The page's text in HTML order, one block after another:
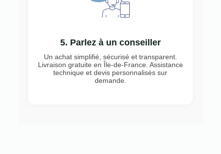
5. Parlez à un conseiller
Un achat simplifié, sécurisé et transparent.
Livraison gratuite en Île-de-France. Assistance
technique et devis personnalisés sur
demande.